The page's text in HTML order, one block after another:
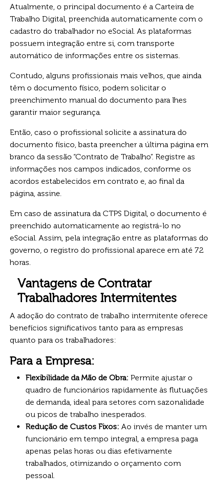
Atualmente, o principal documento é a Carteira de
Trabalho Digital, preenchida automaticamente com o
cadastro do trabalhador no eSocial. As plataformas
possuem integração entre si, com transporte
automático de informações entre os sistemas.
Contudo, alguns profissionais mais velhos, que ainda
têm o documento físico, podem solicitar o
preenchimento manual do documento para lhes
garantir maior segurança.
Então, caso o profissional solicite a assinatura do
documento físico, basta preencher a última página em
branco da sessão “Contrato de Trabalho”. Registre as
informações nos campos indicados, conforme os
acordos estabelecidos em contrato e, ao final da
página, assine.
Em caso de assinatura da CTPS Digital, o documento é
preenchido automaticamente ao registrá-lo no
eSocial. Assim, pela integração entre as plataformas do
governo, o registro do profissional aparece em até 72
horas.
Vantagens de Contratar
Trabalhadores Intermitentes
A adoção do contrato de trabalho intermitente oferece
benefícios significativos tanto para as empresas
quanto para os trabalhadores:
Para a Empresa:
Flexibilidade da Mão de Obra: Permite ajustar o
quadro de funcionários rapidamente às flutuações
de demanda, ideal para setores com sazonalidade
ou picos de trabalho inesperados.
Redução de Custos Fixos: Ao invés de manter um
funcionário em tempo integral, a empresa paga
apenas pelas horas ou dias efetivamente
trabalhados, otimizando o orçamento com
pessoal.